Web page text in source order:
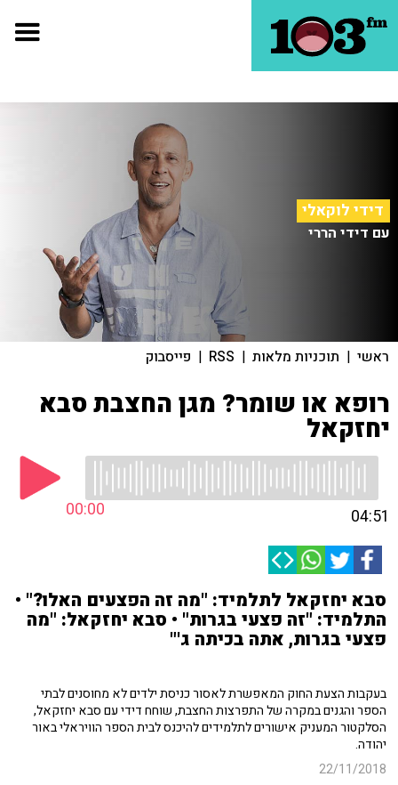
דידי לוקאלי
עם דידי הררי
ראשי | תוכניות מלאות |
RSS
| פייסבוק
רופא או שומר? מגן החצבת סבא
יחזקאל
00:00 04:51
סבא יחזקאל לתלמיד: "מה זה הפצעים האלו?" •
התלמיד: "זה פצעי בגרות" • סבא יחזקאל: "מה
פצעי בגרות, אתה בכיתה ג'"
בעקבות הצעת החוק המאפשרת לאסור כניסת ילדים לא מחוסנים לבתי
הספר והגנים במקרה של התפרצות החצבת, שוחח דידי עם סבא יחזקאל,
הסלקטור המעניק אישורים לתלמידים להיכנס לבית הספר הוויראלי באור
יהודה.
22/11/2018